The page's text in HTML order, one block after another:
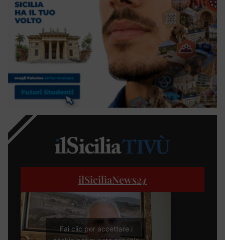
ilSiciliaNews24
Fai clic per accettare i